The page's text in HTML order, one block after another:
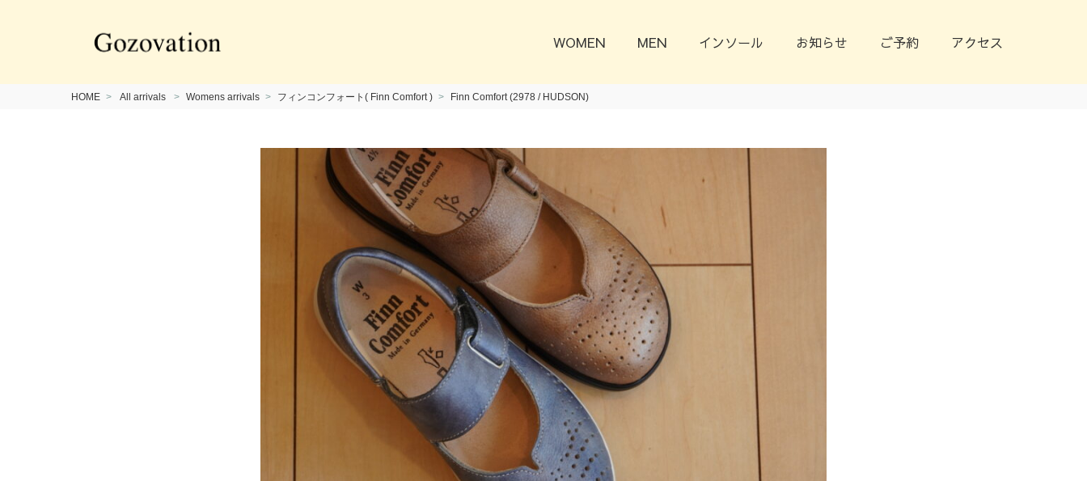
WOMEN MEN インソール お知らせ ご予約 アクセス
HOME All arrivals Womens arrivals フィンコンフォート( Finn Comfort ) Finn Comfort (2978 / HUDSON)